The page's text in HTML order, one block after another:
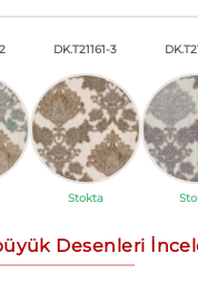
DK.T21161-3
Stokta
Desenleri